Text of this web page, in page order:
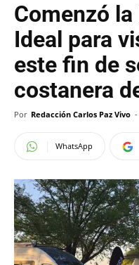
Comenzó
Ideal para
este fin de
costanera
Por Redacción Carlos Paz Vivo -
WhatsApp